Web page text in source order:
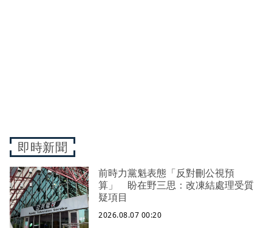
即時新聞
前時力黨魁表態「反對刪公視預
算」 盼在野三思：改凍結處理受質
疑項目
2026.08.07 00:20